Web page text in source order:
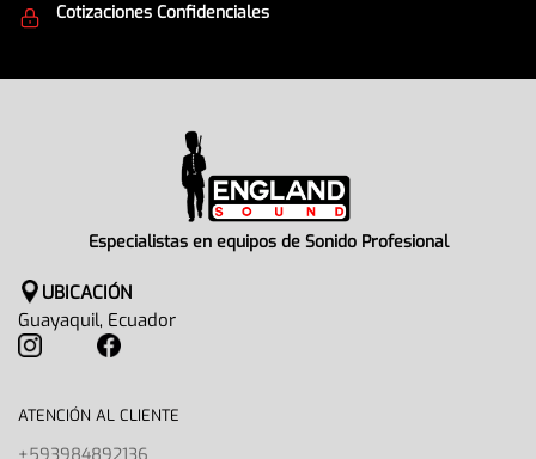
Cotizaciones Confidenciales
Especialistas en equipos de Sonido Profesional
UBICACIÓN
Guayaquil, Ecuador
ATENCIÓN AL CLIENTE